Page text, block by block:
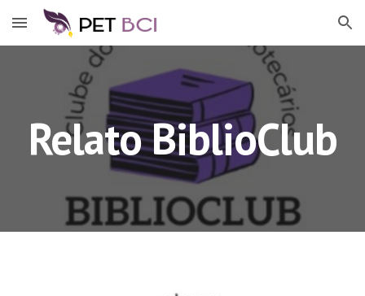
Skip to main content Skip to navigation
Relato BiblioClub